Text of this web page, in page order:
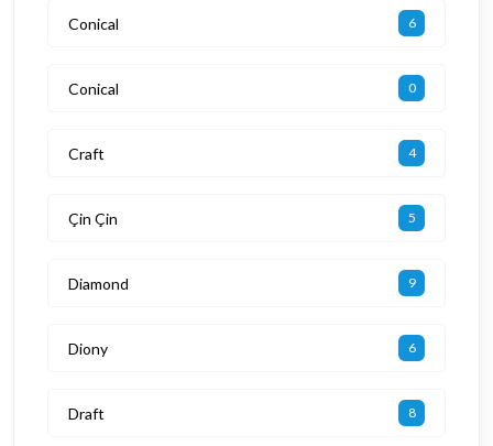
Conical 6
Conical 0
Craft 4
Çin Çin 5
Diamond 9
Diony 6
Draft 8